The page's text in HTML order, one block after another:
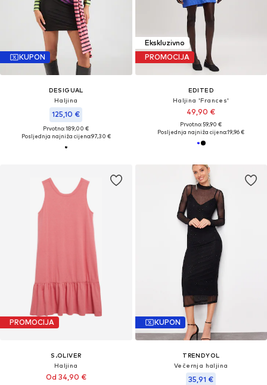
KUPON
DESIGUAL
Haljina
125,10 €
Prvotno: 189,00 €
Posljednja najniža cijena:97,30 €
Ekskluzivno
PROMOCIJA
EDITED
Haljina 'Frances'
49,90 €
Prvotno: 59,90 €
Posljednja najniža cijena:19,96 €
PROMOCIJA
S.OLIVER
Haljina
Od 34,90 €
KUPON
TRENDYOL
Večernja haljina
35,91 €